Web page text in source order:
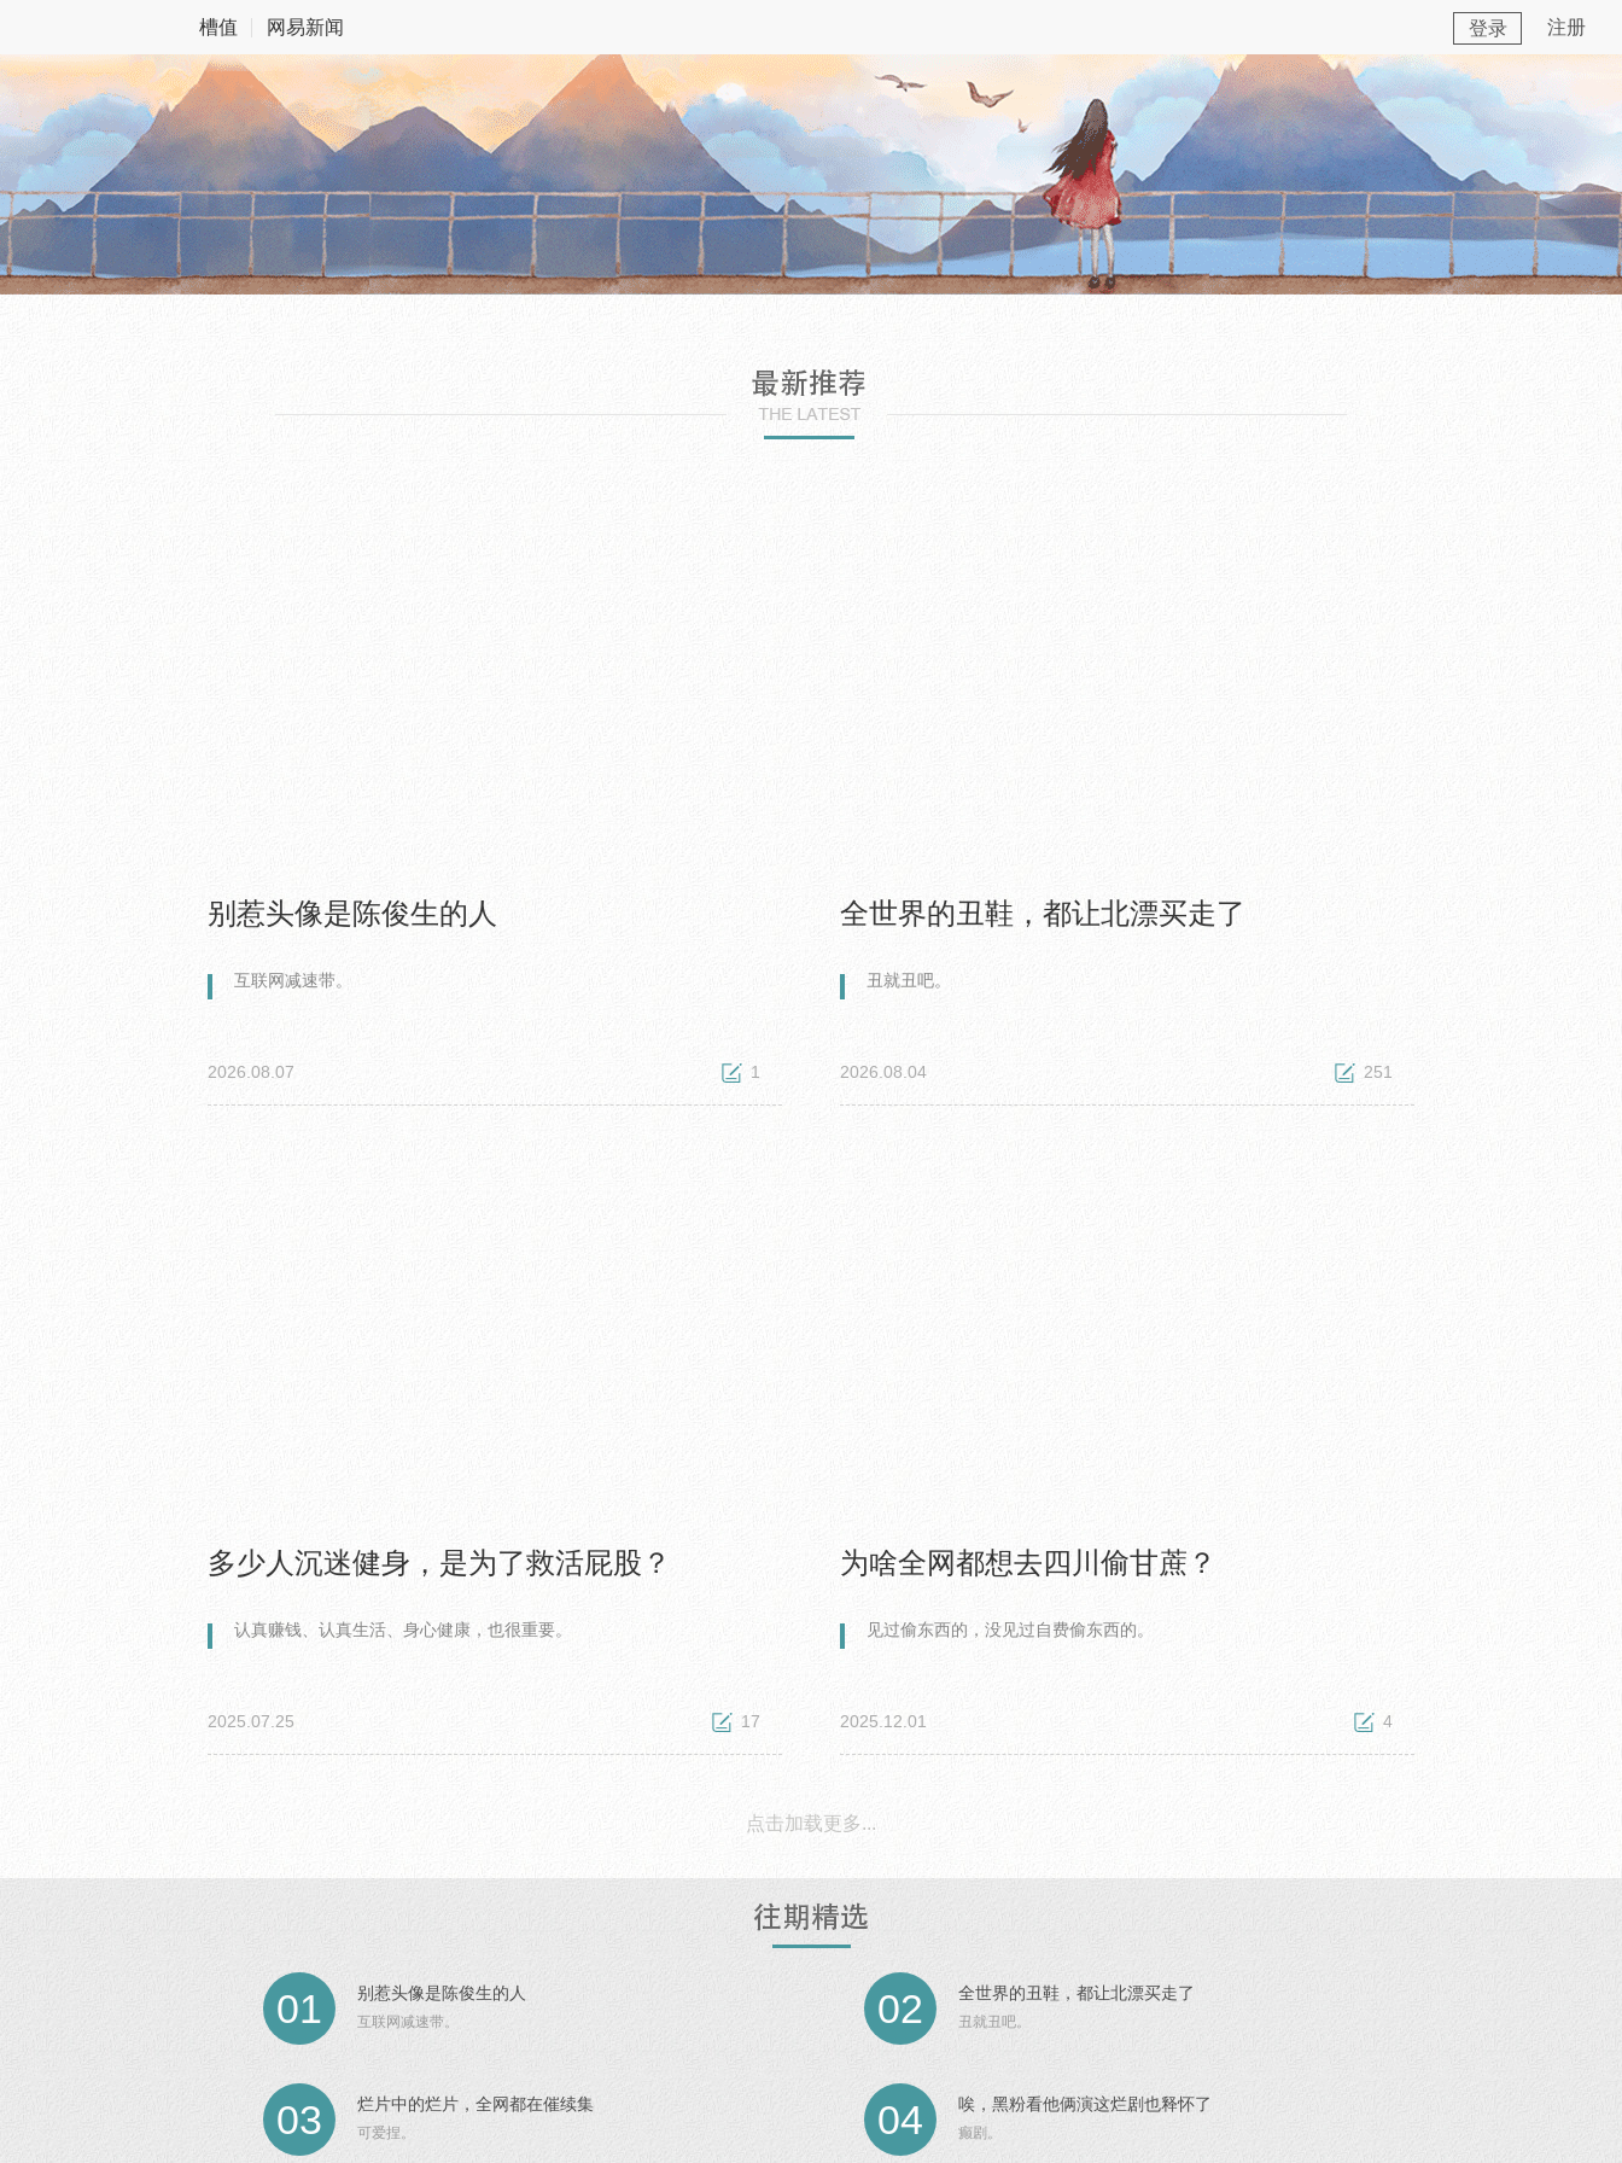
槽值 网易新闻 登录 注册
别惹头像是陈俊生的人
互联网减速带。
2026.08.07
1
全世界的丑鞋，都让北漂买走了
丑就丑吧。
2026.08.04
251
多少人沉迷健身，是为了救活屁股？
认真赚钱、认真生活、身心健康，也很重要。
2025.07.25
17
为啥全网都想去四川偷甘蔗？
见过偷东西的，没见过自费偷东西的。
2025.12.01
4
点击加载更多...
01 别惹头像是陈俊生的人
互联网减速带。 02 全世界的丑鞋，都让北漂买走了
丑就丑吧。
03 烂片中的烂片，全网都在催续集
可爱捏。 04 唉，黑粉看他俩演这烂剧也释怀了
癫剧。